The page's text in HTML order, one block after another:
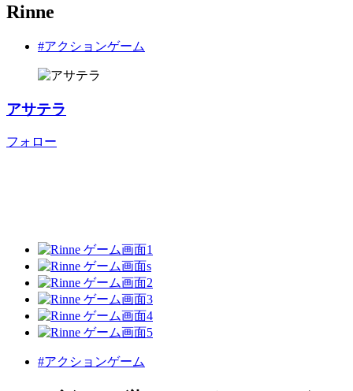
Rinne
#アクションゲーム
アサテラ
フォロー
#アクションゲーム